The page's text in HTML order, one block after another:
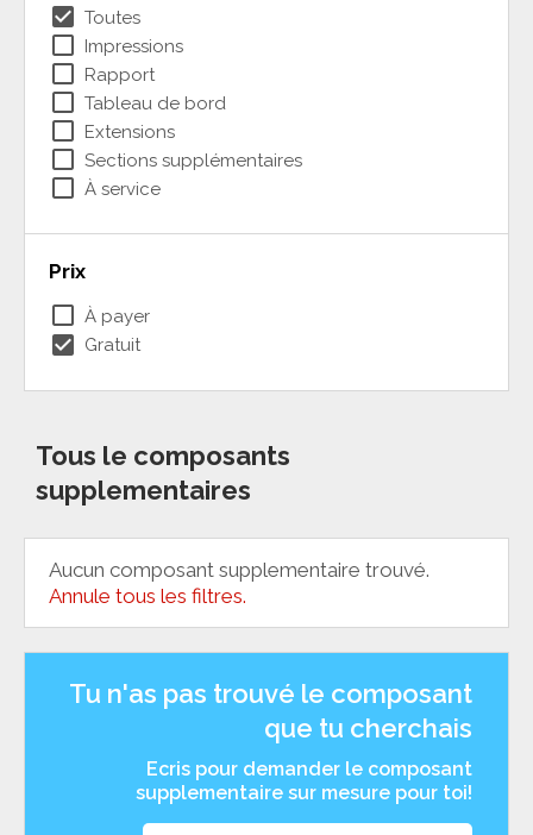
check_box Toutes
check_box_outline_blank Impressions
check_box_outline_blank Rapport
check_box_outline_blank Tableau de bord
check_box_outline_blank Extensions
check_box_outline_blank Sections supplémentaires
check_box_outline_blank À service
Prix
check_box_outline_blank À payer
check_box Gratuit
Tous le composants
supplementaires
Aucun composant supplementaire trouvé.
Annule tous les filtres.
Tu n'as pas trouvé le composant
que tu cherchais
Ecris pour demander le composant
supplementaire sur mesure pour toi!